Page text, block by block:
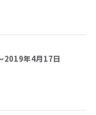
2019年4月17日